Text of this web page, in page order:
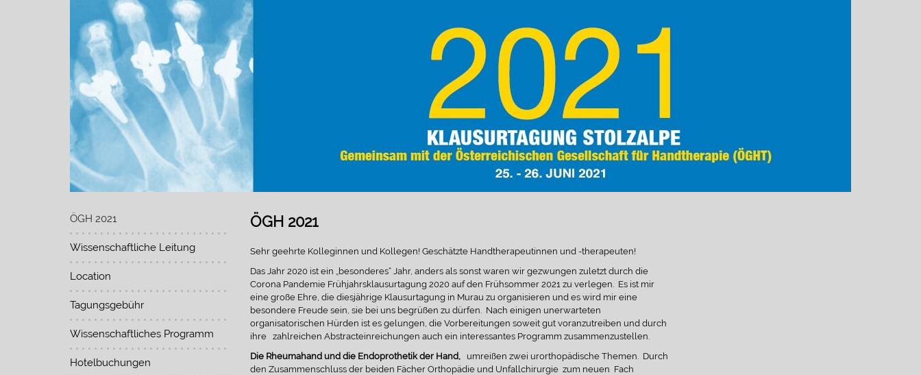
ÖGH 2021
Wissenschaftliche Leitung
Location
Tagungsgebühr
Wissenschaftliches Programm
Hotelbuchungen
ÖGH 2021
Sehr geehrte Kolleginnen und Kollegen! Geschätzte Handtherapeutinnen und -therapeuten!
Das Jahr 2020 ist ein „besonderes“ Jahr, anders als sonst waren wir gezwungen zuletzt durch die
Corona Pandemie Frühjahrsklausurtagung 2020 auf den Frühsommer 2021 zu verlegen. Es ist mir
eine große Ehre, die diesjährige Klausurtagung in Murau zu organisieren und es wird mir eine
besondere Freude sein, sie bei uns begrüßen zu dürfen. Nach einigen unerwarteten
organisatorischen Hürden ist es gelungen, die Vorbereitungen soweit gut voranzutreiben und durch
ihre zahlreichen Abstracteinreichungen auch ein interessantes Programm zusammenzustellen.
Die Rheumahand und die Endoprothetik der Hand, umreißen zwei urorthopädische Themen. Durch
den Zusammenschluss der beiden Fächer Orthopädie und Unfallchirurgie zum neuen Fach